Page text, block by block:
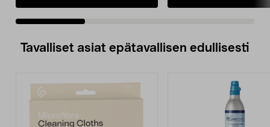
Tavalliset asiat epätavallisen edullisesti